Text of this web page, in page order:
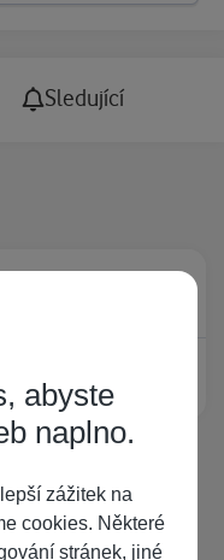
Sledující
tuto stránku
abyste
naplno.
zážitek na
cookies. Některé
stránek, jiné